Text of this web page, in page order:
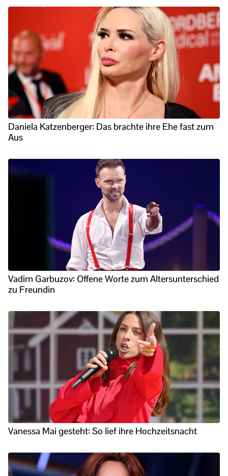
Daniela Katzenberger: Das brachte ihre Ehe fast zum
Aus
Vadim Garbuzov: Offene Worte zum Altersunterschied
zu Freundin
Vanessa Mai gesteht: So lief ihre Hochzeitsnacht